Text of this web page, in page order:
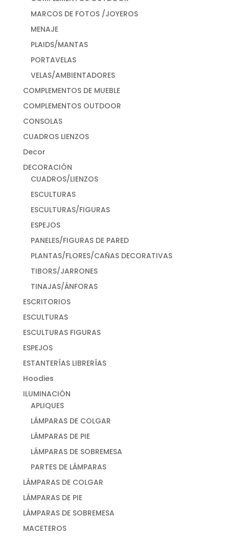
MARCOS DE FOTOS /JOYEROS
MENAJE
PLAIDS/MANTAS
PORTAVELAS
VELAS/AMBIENTADORES
COMPLEMENTOS DE MUEBLE
COMPLEMENTOS OUTDOOR
CONSOLAS
CUADROS LIENZOS
Decor
DECORACIÓN
CUADROS/LIENZOS
ESCULTURAS
ESCULTURAS/FIGURAS
ESPEJOS
PANELES/FIGURAS DE PARED
PLANTAS/FLORES/CAÑAS DECORATIVAS
TIBORS/JARRONES
TINAJAS/ÁNFORAS
ESCRITORIOS
ESCULTURAS
ESCULTURAS FIGURAS
ESPEJOS
ESTANTERÍAS LIBRERÍAS
Hoodies
ILUMINACIÓN
APLIQUES
LÁMPARAS DE COLGAR
LÁMPARAS DE PIE
LÁMPARAS DE SOBREMESA
PARTES DE LÁMPARAS
LÁMPARAS DE COLGAR
LÁMPARAS DE PIE
LÁMPARAS DE SOBREMESA
MACETEROS